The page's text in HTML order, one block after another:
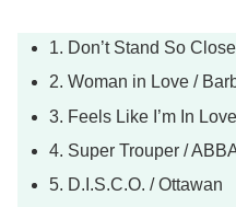
1. Don’t Stand So
2. Woman in Love /
3. Feels Like I’m In
4. Super Trouper /
5. D.I.S.C.O. / Ottawan